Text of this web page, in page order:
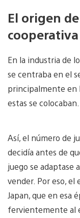
El origen
En la industria de
se centraba en el
principalmente en
estas se colocaban.
Así, el número de
decidía antes de
juego se adaptase
vender. Por eso,
Japan, que en esa
fervientemente al